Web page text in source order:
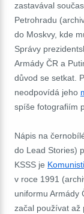
zastavával
Petrohradu
do Moskvy, kde
Správy
Armády ČR a
důvod se setkat.
neodpovídá jeho
spíše fotografiím
Nápis na
do Lead Stories)
KSSS je
v roce 1991
uniformu Armády
začal používat až